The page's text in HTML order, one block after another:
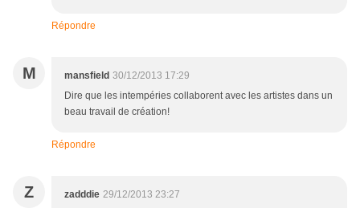
Répondre
M mansfield 30/12/2013 17:29
Dire que les intempéries collaborent avec les artistes dans un
beau travail de création!
Répondre
Z zadddie 29/12/2013 23:27